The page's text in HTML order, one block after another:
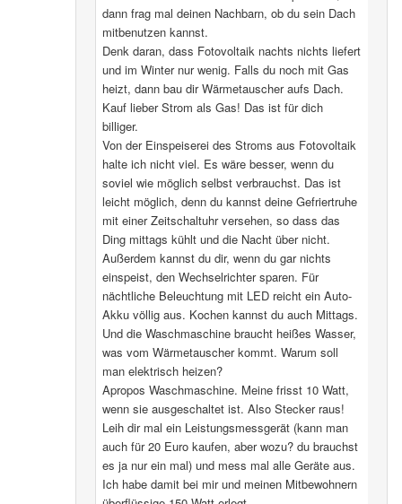
dann frag mal deinen Nachbarn, ob du sein Dach
mitbenutzen kannst.
Denk daran, dass Fotovoltaik nachts nichts liefert
und im Winter nur wenig. Falls du noch mit Gas
heizt, dann bau dir Wärmetauscher aufs Dach.
Kauf lieber Strom als Gas! Das ist für dich
billiger.
Von der Einspeiserei des Stroms aus Fotovoltaik
halte ich nicht viel. Es wäre besser, wenn du
soviel wie möglich selbst verbrauchst. Das ist
leicht möglich, denn du kannst deine Gefriertruhe
mit einer Zeitschaltuhr versehen, so dass das
Ding mittags kühlt und die Nacht über nicht.
Außerdem kannst du dir, wenn du gar nichts
einspeist, den Wechselrichter sparen. Für
nächtliche Beleuchtung mit LED reicht ein Auto-
Akku völlig aus. Kochen kannst du auch Mittags.
Und die Waschmaschine braucht heißes Wasser,
was vom Wärmetauscher kommt. Warum soll
man elektrisch heizen?
Apropos Waschmaschine. Meine frisst 10 Watt,
wenn sie ausgeschaltet ist. Also Stecker raus!
Leih dir mal ein Leistungsmessgerät (kann man
auch für 20 Euro kaufen, aber wozu? du brauchst
es ja nur ein mal) und mess mal alle Geräte aus.
Ich habe damit bei mir und meinen Mitbewohnern